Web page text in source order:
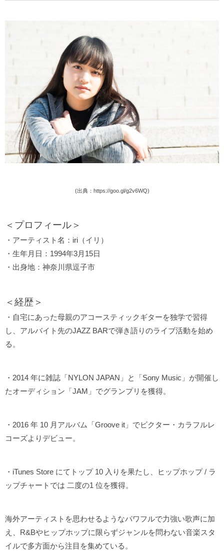
(出典：https://goo.gl/g2v6WQ)
＜プロフィール＞
・アーティスト名：iri（イリ）
・生年月日：1994年3月15日
・出身地：神奈川県逗子市
＜経歴＞
・自宅にあった母親のアコースティックギターを独学で習得
し、アルバイト先のJAZZ BARで弾き語りのライブ活動を始め
る。
・2014 年に雑誌「NYLON JAPAN」と「Sony Music」が開催し
たオーディション「JAM」でグランプリを獲得。
・2016 年 10 月アルバム「Groove it」でビクター・カラフルレ
コーズよりデビュー。
・iTunes Store にてトップ 10 入りを果たし、ヒップホップ / ラ
ップチャートでは 二度の1 位を獲得。
海外アーティストを思わせるようなパワフルで力強い歌声に加
え、R&Bやヒップホップに限らずジャンルを問わない音楽スタ
イルで多方面から注目を集めている。